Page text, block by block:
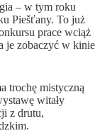
– w tym roku
Piešťany. To już
prace wciąż
je zobaczyć w kinie
trochę mistyczną
witały
z drutu,